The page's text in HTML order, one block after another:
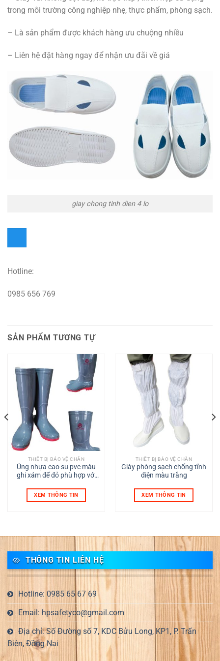
trong môi trường công nghiệp nhẹ, thực phẩm, phòng sạch.
– Là sản phẩm được khách hàng ưu chuộng nhiều
– Liên hệ đặt hàng ngay để nhận ưu đãi về giá
giay chong tinh dien 4 lo
Hotline:
0985 656 769
SẢN PHẨM TƯƠNG TỰ
THIẾT BỊ BẢO VỆ CHÂN
Ủng nhựa cao su pvc màu
ghi xám đế đỏ phù hợp với
XEM THÔNG TIN
THIẾT BỊ BẢO VỆ CHÂN
Giày phòng sạch chống tĩnh
điện màu trắng
XEM THÔNG TIN
THÔNG TIN LIÊN HỆ
Hotline: 0985 65 67 69
Email: hpsafetyco@gmail.com
Địa chỉ: Số Đường số 7, KDC Bửu Long, KP1, P. Trấn
Biên, Đồng Nai